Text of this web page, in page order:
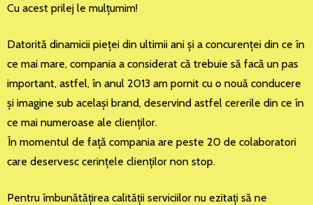
Cu acest prilej le mulţumim!
Datorită dinamicii pieţei din ultimii ani şi a concurenţei din ce în
ce mai mare, compania a considerat că trebuie să facă un pas
important, astfel, în anul 2013 am pornit cu o nouă conducere
şi imagine sub acelaşi brand, deservind astfel cererile din ce în
ce mai numeroase ale clienţilor.
În momentul de faţă compania are peste 20 de colaboratori
care deservesc cerinţele clienţilor non stop.
Pentru îmbunătăţirea calităţii serviciilor nu ezitaţi să ne